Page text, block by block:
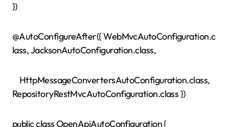
})
@AutoConfigureAfter({ WebMvcAutoConfiguration.c
lass, JacksonAutoConfiguration.class,
HttpMessageConvertersAutoConfiguration.class,
RepositoryRestMvcAutoConfiguration.class })
public class OpenApiAutoConfiguration {